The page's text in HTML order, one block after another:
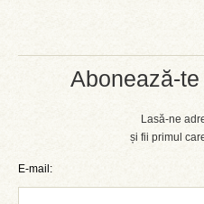
Abonează-
Lasă-ne
și fii primul
E-mail: